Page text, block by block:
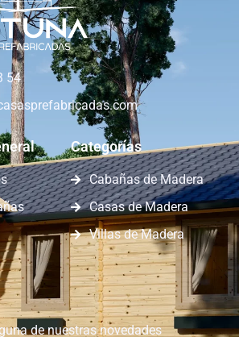
54
Categorías
Cabañas de Madera
Casas de Madera
Villas de Madera
de nuestras novedades